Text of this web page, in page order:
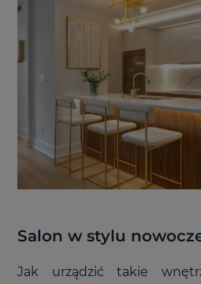
Salon w stylu
Jak urządzić takie